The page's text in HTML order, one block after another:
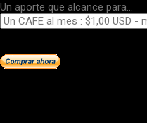
Un aporte que alcance para...